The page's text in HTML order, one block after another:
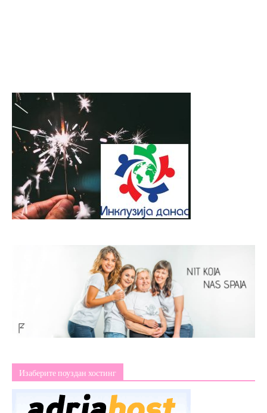
Изаберите поуздан хостинг